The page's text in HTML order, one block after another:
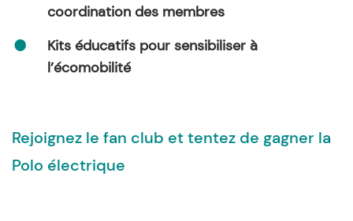
coordination des membres
Kits éducatifs pour sensibiliser à
l’écomobilité
Rejoignez le fan club et tentez de gagner la
Polo électrique